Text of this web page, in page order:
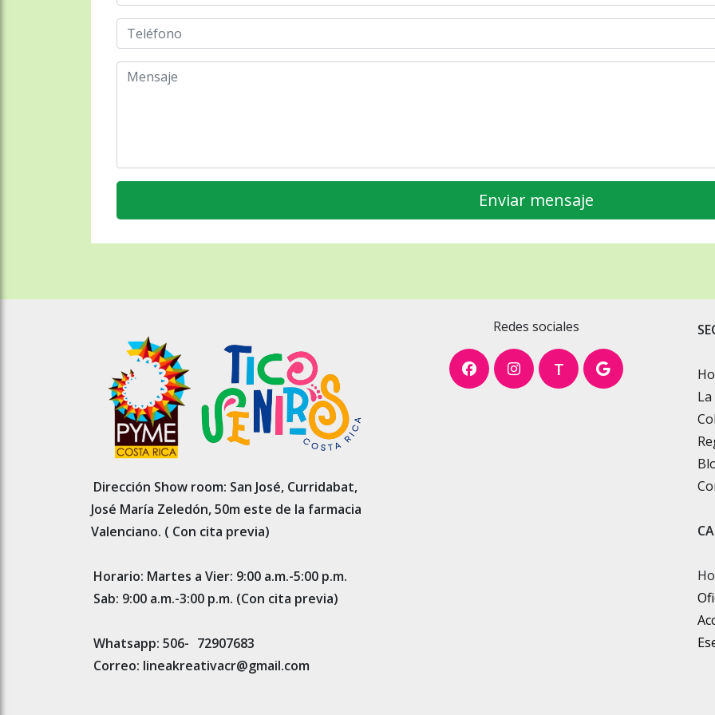
Dirección Show room: San José, Curridabat,
José María Zeledón, 50m este de la farmacia
Valenciano. ( Con cita previa)
Horario: Martes a Vier: 9:00 a.m.-5:00 p.m.
Sab: 9:00 a.m.-3:00 p.m. (Con cita previa)
Whatsapp: 506- 72907683
Correo: lineakreativacr@gmail.com
Redes sociales
T